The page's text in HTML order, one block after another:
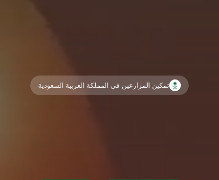
تمكين المزارعين في المملكة العربية السعودية